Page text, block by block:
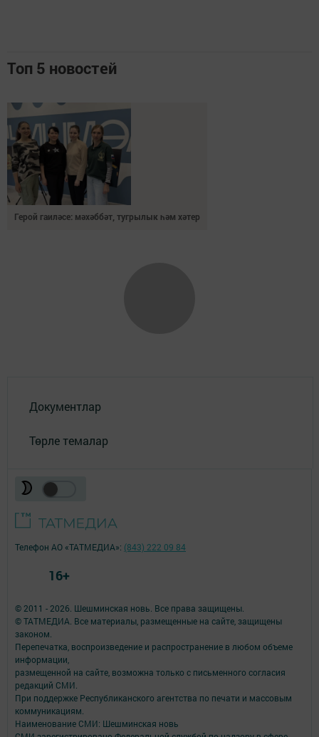
Топ 5 новостей
Герой гаиләсе: мәхәббәт, тугрылык һәм хәтер
Документлар
Төрле темалар
© 2011 - 2026. Шешминская новь. Все права защищены.
© ТАТМЕДИА. Все материалы, размещенные на сайте, защищены
законом.
Перепечатка, воспроизведение и распространение в любом объеме
информации,
размещенной на сайте, возможна только с письменного согласия
редакций СМИ.
При поддержке Республиканского агентства по печати и массовым
коммуникациям.
Наименование СМИ: Шешминская новь
Телефон АО «ТАТМЕДИА»: (843) 222 09 84
16+